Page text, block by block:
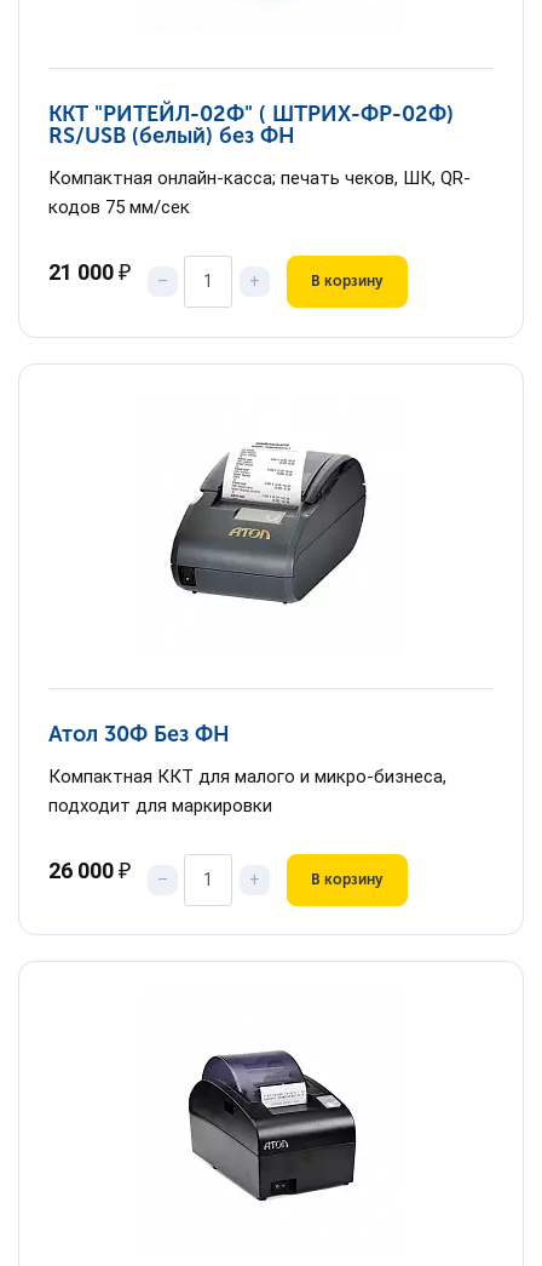
ККТ "РИТЕЙЛ-02Ф" ( ШТРИХ-ФР-02Ф)
RS/USB (белый) без ФН
Компактная онлайн-касса; печать чеков, ШК, QR-
кодов 75 мм/сек
21 000₽ – + В корзину
Атол 30Ф Без ФН
Компактная ККТ для малого и микро-бизнеса,
подходит для маркировки
26 000₽ – + В корзину